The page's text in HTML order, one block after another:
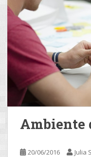
Ambiente
20/06/2016 Julia